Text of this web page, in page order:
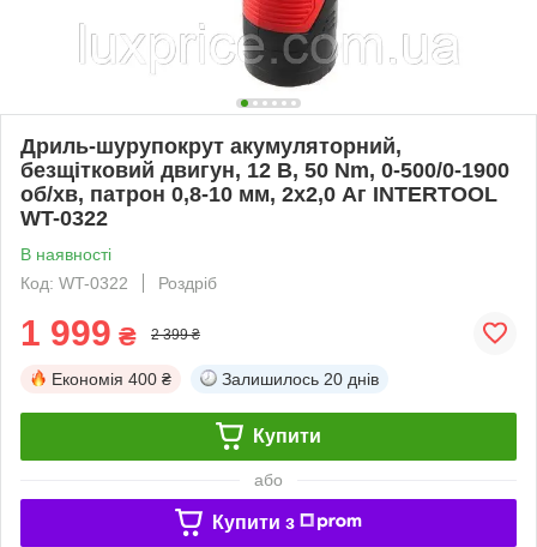
Дриль-шурупокрут акумуляторний,
безщітковий двигун, 12 В, 50 Nm, 0-500/0-1900
об/хв, патрон 0,8-10 мм, 2x2,0 Аг INTERTOOL
WT-0322
В наявності
Код: WT-0322
Роздріб
1 999 ₴ 2 399 ₴
Економія 400 ₴ Залишилось 20 днів
Купити
або
Купити з